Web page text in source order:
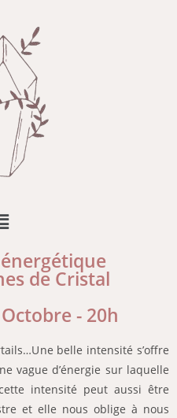
de Cristal
- 20h
belle intensité s’offre
vague d’énergie sur laquelle
intensité peut aussi être
et elle nous oblige à nous